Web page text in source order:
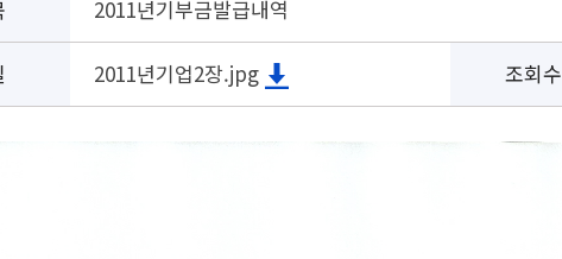
2011년기부금발급내역
2011년기업2장.jpg 조회수